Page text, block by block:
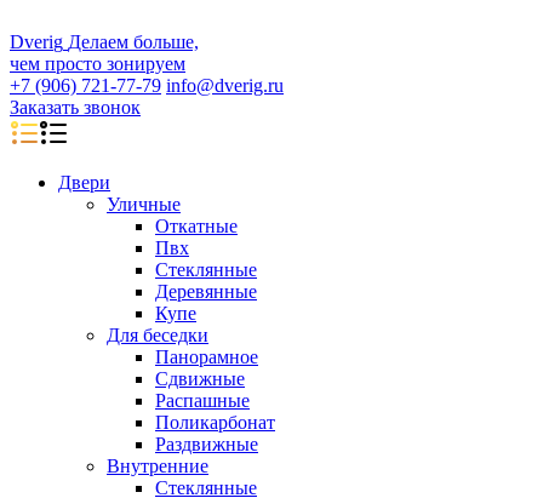
Dverig Делаем больше,
чем просто зонируем
+7 (906) 721-77-79 info@dverig.ru
Заказать звонок
Двери
Уличные
Откатные
Пвх
Стеклянные
Деревянные
Купе
Для беседки
Панорамное
Сдвижные
Распашные
Поликарбонат
Раздвижные
Внутренние
Стеклянные